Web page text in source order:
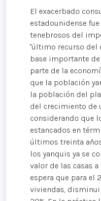
El exacerbado
estadounidense
tenebrosos del
"último recurso del
base importante
parte de la
que la población
la población del
del crecimiento de
considerando que
estancados en
últimos treinta
los yanquis ya se
valor de las casas a
espera que para el
viviendas,